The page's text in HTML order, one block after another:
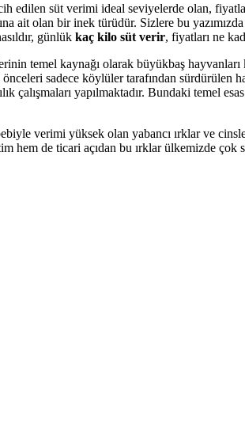
edilen süt verimi ideal seviyelerde olan,
ait olan bir inek türüdür. Sizlere bu
günlük kaç kilo süt verir, fiyatları ne
temel kaynağı olarak büyükbaş
sadece köylüler tarafından sürdürülen
çalışmaları yapılmaktadır. Bundaki temel
verimi yüksek olan yabancı ırklar ve
hem de ticari açıdan bu ırklar ülkemizde çok